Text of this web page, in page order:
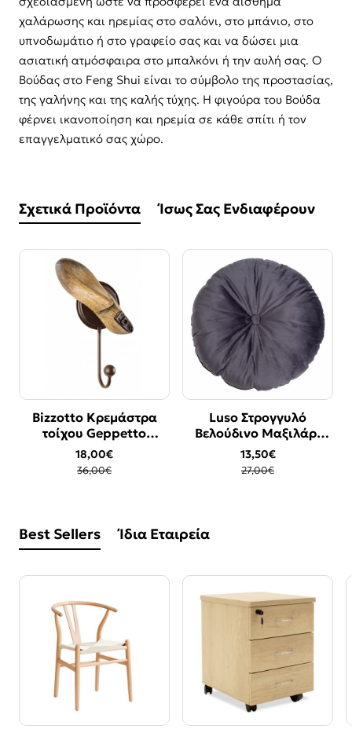
χαλάρωσης και ηρεμίας στο σαλόνι, στο μπάνιο, στο
υπνοδωμάτιο ή στο γραφείο σας και να δώσει μια
ασιατική ατμόσφαιρα στο μπαλκόνι ή την αυλή σας. Ο
Βούδας στο Feng Shui είναι το σύμβολο της προστασίας,
της γαλήνης και της καλής τύχης. Η φιγούρα του Βούδα
φέρνει ικανοποίηση και ηρεμία σε κάθε σπίτι ή τον
επαγγελματικό σας χώρο.
Σχετικά Προϊόντα Ίσως Σας Ενδιαφέρουν
-50%
Bizzotto Κρεμάστρα
τοίχου Geppetto
17x10x32
18,00€
36,00€
-50%
Luso Στρογγυλό
Βελούδινο Μαξιλάρι
Γκρι 45x45cm
13,50€
27,00€
Best Sellers Ίδια Εταιρεία